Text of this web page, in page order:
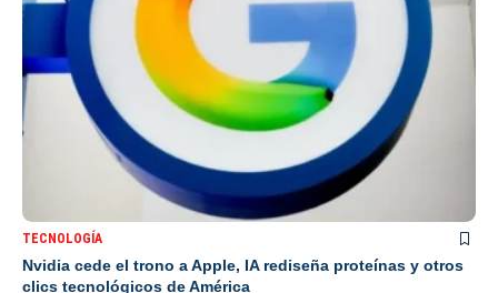
TECNOLOGÍA
Nvidia cede el trono a Apple, IA rediseña proteínas y otros
clics tecnológicos de América